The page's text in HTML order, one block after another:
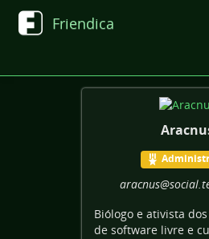
Friendica
aracnus@social
Biólogo e ativista
de software livre e